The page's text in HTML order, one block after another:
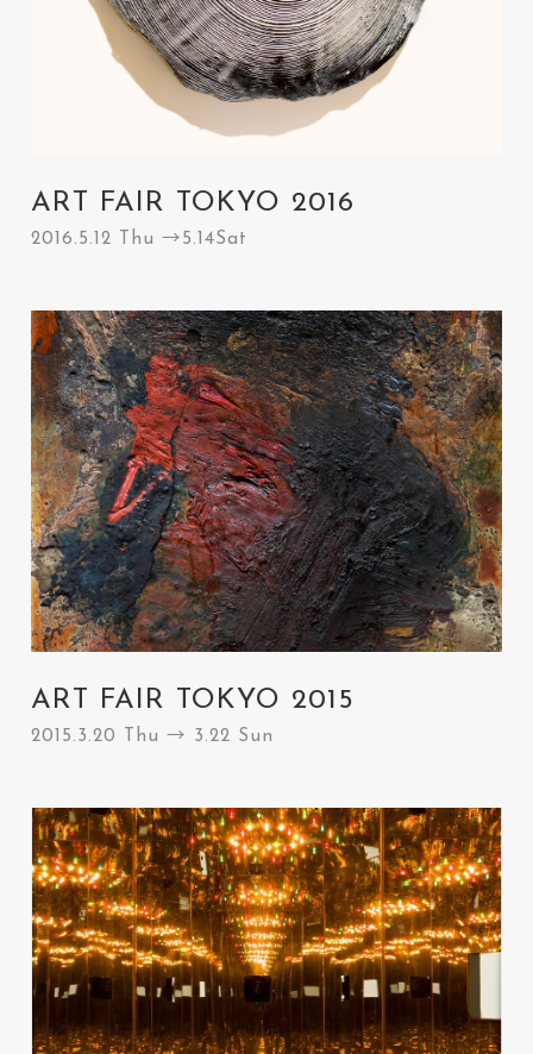
ART FAIR TOKYO 2016
2016.5.12 Thu →5.14Sat
ART FAIR TOKYO 2015
2015.3.20 Thu → 3.22 Sun